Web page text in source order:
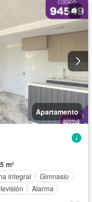
Apartamento
m²
integral
Gimnasio
Alarma